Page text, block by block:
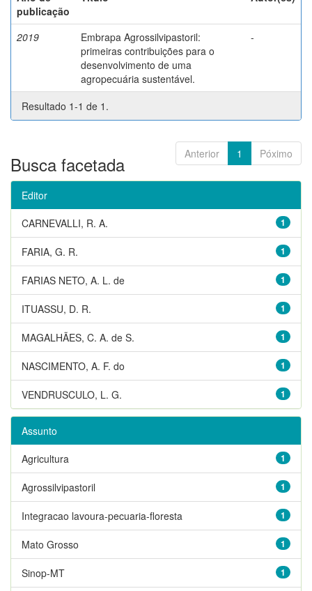
publicação
2019
Embrapa Agrossilvipastoril:
primeiras contribuições para o
desenvolvimento de uma
agropecuária sustentável.
-
Resultado 1-1 de 1.
Anterior 1 Póximo
Busca facetada
Editor
1
CARNEVALLI, R. A.
1
FARIA, G. R.
1
FARIAS NETO, A. L. de
1
ITUASSU, D. R.
1
MAGALHÃES, C. A. de S.
1
NASCIMENTO, A. F. do
1
VENDRUSCULO, L. G.
Assunto
1
Agricultura
1
Agrossilvipastoril
1
Integracao lavoura-pecuaria-floresta
1
Mato Grosso
1
Sinop-MT